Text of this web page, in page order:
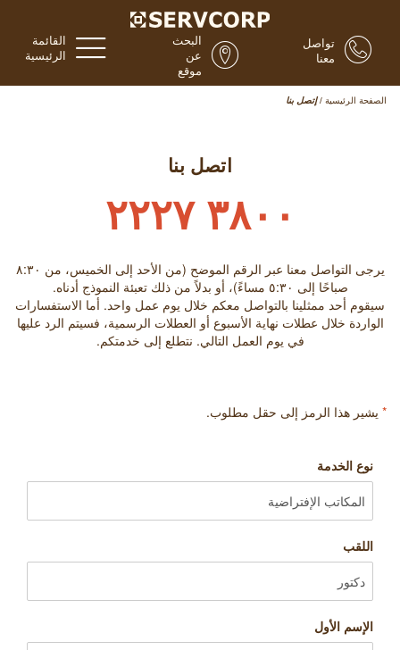
القائمة
الرئيسية
البحث
عن
موقع
تواصل
معنا
الصفحة الرئيسية / إتصل بنا
اتصل بنا
٣٨٠٠ ٢٢٢٧
يرجى التواصل معنا عبر الرقم الموضح (من الأحد إلى الخميس، من ٨:۳۰
صباحًا إلى ٥:۳۰ مساءً)، أو بدلاً من ذلك تعبئة النموذج أدناه.
سيقوم أحد ممثلينا بالتواصل معكم خلال يوم عمل واحد. أما الاستفسارات
الواردة خلال عطلات نهاية الأسبوع أو العطلات الرسمية، فسيتم الرد عليها
في يوم العمل التالي. نتطلع إلى خدمتكم.
* يشير هذا الرمز إلى حقل مطلوب.
نوع الخدمة
اللقب
الإسم الأول